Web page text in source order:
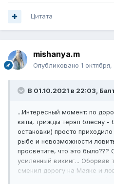
Цитата
mishanya.m
Опубликовано 1 октября,
В 01.10.2021 в 22:03,
...Интересный момент: по
каты, трижды терял блесну -
остановки) просто
рыбе и невозможности
просветите, что это было???
усиленный викинг... Оборвав
сменил дорогу на Маяке и